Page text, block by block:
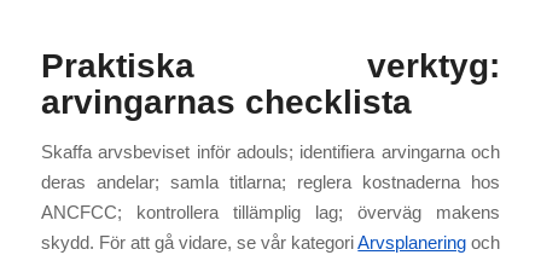
Praktiska verktyg:
arvingarnas checklista
Skaffa arvsbeviset inför adouls; identifiera arvingarna och
deras andelar; samla titlarna; reglera kostnaderna hos
ANCFCC; kontrollera tillämplig lag; överväg makens
skydd. För att gå vidare, se vår kategoriArvsplanering och